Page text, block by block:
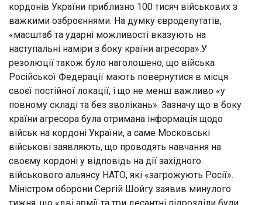
кордонів України приблизно 100 тисяч військових з
важкими озброєннями. На думку євродепутатів,
«масштаб та ударні можливості вказують на
наступальні наміри з боку країни агресора».У
резолюції також було наголошено, що війська
Російської Федерації мають повернутися в місця
своєї постійної локації, і що не менш важливо «у
повному складі та без зволікань». Зазначу що в боку
країни агресора була отримана інформація щодо
військ на кордоні України, а саме Московські
військові заявляють, що проводять навчання на
своєму кордоні у відповідь на дії західного
військового альянсу НАТО, які «загрожують Росії».
Міністром оборони Сергій Шойгу заявив минулого